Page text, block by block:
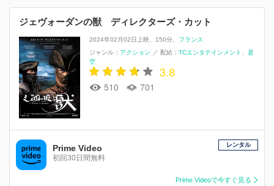
ジェヴォーダンの獣 ディレクターズ・カット
2024年02月02日上映 150分
フランス
ジャンル： アクション ／ 配給： TCエンタテインメント
是
空
3.8
510 701
Prime Video
初回30日間無料
レンタル
Prime Videoで今すぐ見る